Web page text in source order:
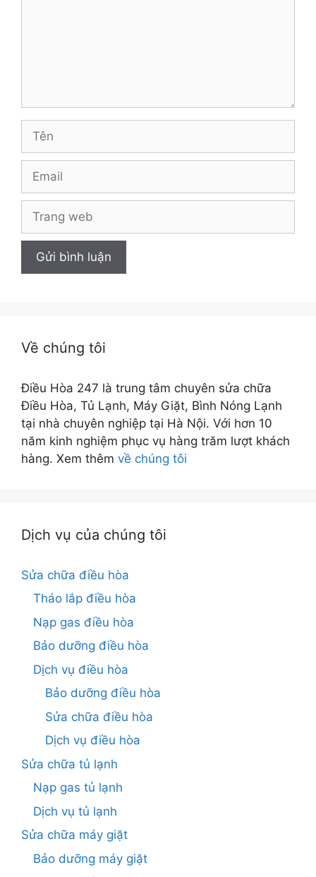
web
Về chúng tôi
Điều Hòa 247 là trung tâm chuyên sửa chữa
Điều Hòa, Tủ Lạnh, Máy Giặt, Bình Nóng Lạnh
tại nhà chuyên nghiệp tại Hà Nội. Với hơn 10
năm kinh nghiệm phục vụ hàng trăm lượt khách
hàng. Xem thêm về chúng tôi
Dịch vụ của chúng tôi
Sửa chữa điều hòa
Tháo lắp điều hòa
Nạp gas điều hòa
Bảo dưỡng điều hòa
Dịch vụ điều hòa
Bảo dưỡng điều hòa
Sửa chữa điều hòa
Dịch vụ điều hòa
Sửa chữa tủ lạnh
Nạp gas tủ lạnh
Dịch vụ tủ lạnh
Sửa chữa máy giặt
Bảo dưỡng máy giặt